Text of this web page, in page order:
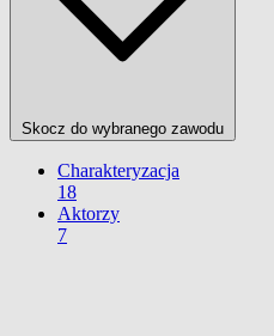
Skocz do wybranego zawodu
Charakteryzacja
18
Aktorzy
7